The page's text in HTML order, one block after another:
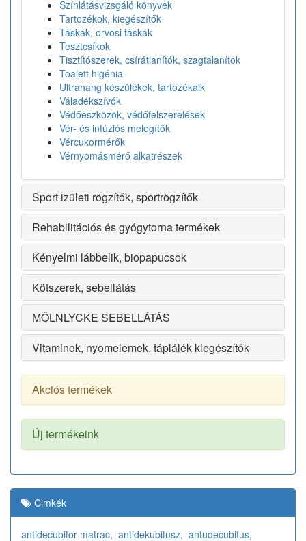
Színlátásvizsgáló könyvek
Tartozékok, kiegészítők
Táskák, orvosi táskák
Tesztcsíkok
Tisztítószerek, csírátlanítók, szagtalanítok
Toalett higénia
Ultrahang készülékek, tartozékaik
Váladékszívók
Védőeszközök, védőfelszerelések
Vér- és infúziós melegítők
Vércukormérők
Vérnyomásmérő alkatrészek
Sport izületi rögzítők, sportrögzítők
Rehabilitációs és gyógytorna termékek
Kényelmi lábbelik, biopapucsok
Kötszerek, sebellátás
MÖLNLYCKE SEBELLÁTÁS
Vitaminok, nyomelemek, táplálék kiegészítők
Akciós termékek
Új termékeink
Cimkék
antidecubitor matrac, antidekubitusz, antudecubitus,